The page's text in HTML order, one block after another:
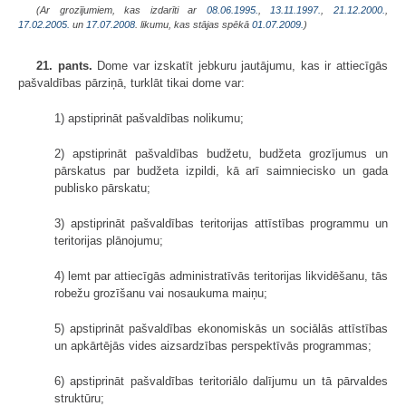
(Ar grozījumiem, kas izdarīti ar 08.06.1995. 13.11.1997. ,21.12.2000.
17.02.2005. un 17.07.2008 . likumu, kas stājas spēkā 01.07.2009. )
21. pants. Dome var izskatīt jebkuru jautājumu, kas ir attiecīgās
pašvaldības pārziņā, turklāt tikai dome var:
1) apstiprināt pašvaldības nolikumu;
2) apstiprināt pašvaldības budžetu, budžeta grozījumus un
pārskatus par budžeta izpildi, kā arī saimniecisko un gada
publisko pārskatu;
3) apstiprināt pašvaldības teritorijas attīstības programmu un
teritorijas plānojumu;
4) lemt par attiecīgās administratīvās teritorijas likvidēšanu, tās
robežu grozīšanu vai nosaukuma maiņu;
5) apstiprināt pašvaldības ekonomiskās un sociālās attīstības
un apkārtējās vides aizsardzības perspektīvās programmas;
6) apstiprināt pašvaldības teritoriālo dalījumu un tā pārvaldes
struktūru;